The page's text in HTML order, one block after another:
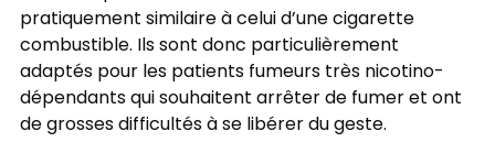
pratiquement similaire à celui d’une cigarette
combustible. Ils sont donc particulièrement
adaptés pour les patients fumeurs très nicotino-
dépendants qui souhaitent arrêter de fumer et ont
de grosses difficultés à se libérer du geste.